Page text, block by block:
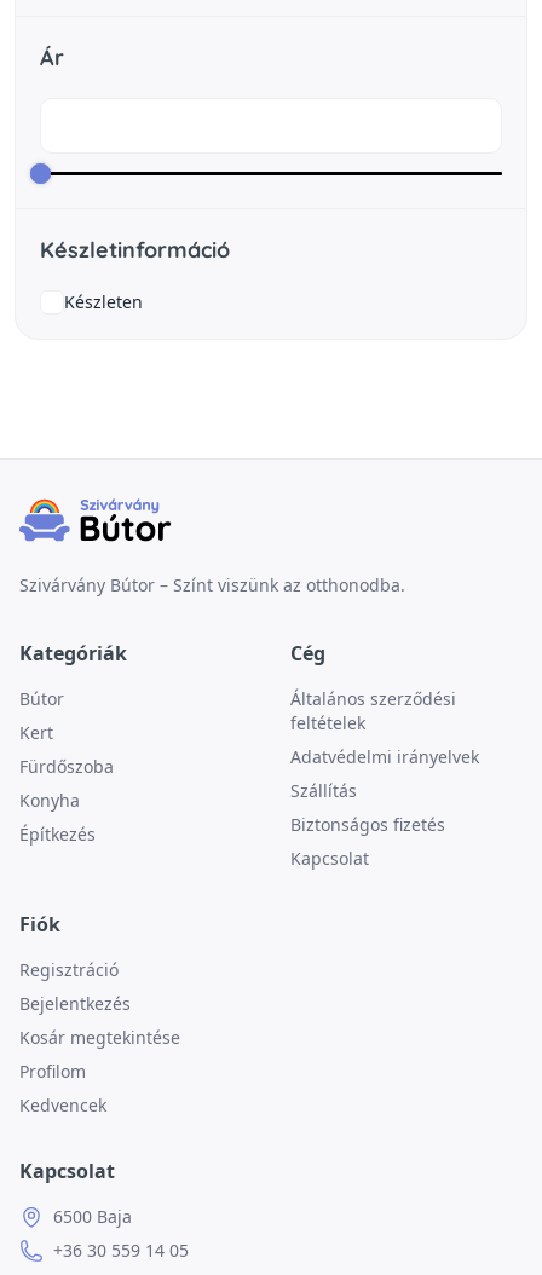
Ár
Készletinformáció
Készleten
Szivárvány Bútor – Színt viszünk az otthonodba.
Kategóriák
Bútor
Kert
Fürdőszoba
Konyha
Építkezés
Cég
Általános szerződési
feltételek
Adatvédelmi irányelvek
Szállítás
Biztonságos fizetés
Kapcsolat
Fiók
Regisztráció
Bejelentkezés
Kosár megtekintése
Profilom
Kedvencek
Kapcsolat
6500 Baja
+36 30 559 14 05